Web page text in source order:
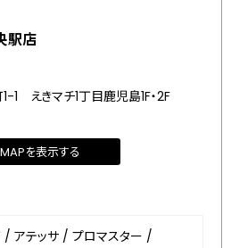
駅店
1 えきマチ1丁目鹿児島1F・2F
MAPを表示する
/ アテッサ / プロマスター /